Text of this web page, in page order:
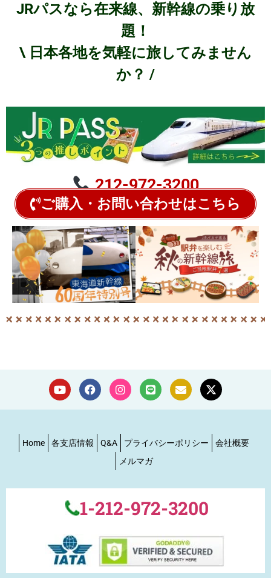
JRパスなら在来線、新幹線の乗り放
題！
\ 日本各地を気軽に旅してみません
か？ /
212-972-3200
ご購入・お問い合わせはこちら
Home 各支店情報 Q&A プライバシーポリシー
会社概要
メルマガ
1-212-972-3200